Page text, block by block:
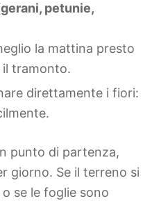
petunie,
la mattina presto
il tramonto.
direttamente i fiori:
punto di partenza,
giorno. Se il terreno si
se le foglie sono